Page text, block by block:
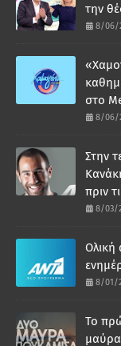
την
8/06/
στο
8/06/
Στην
πριν
8/03/
8/01/
Το